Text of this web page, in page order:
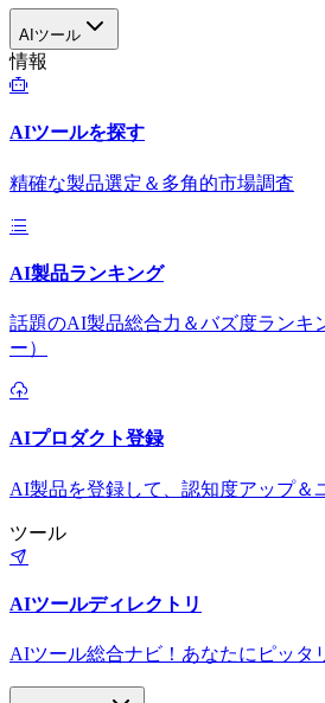
AIツール
情報
AIツールを探す
精確な製品選定＆多角的市場調査
AI製品ランキング
話題のAI製品総合力＆バズ度ランキ
ー）
AIプロダクト登録
AI製品を登録して、認知度アップ＆
ツール
AIツールディレクトリ
AIツール総合ナビ！あなたにピッタ